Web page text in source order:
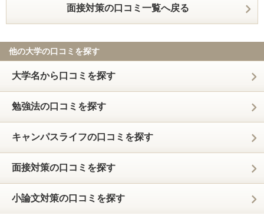
面接対策の口コミ一覧へ戻る
他の大学の口コミを探す
大学名から口コミを探す
勉強法の口コミを探す
キャンパスライフの口コミを探す
面接対策の口コミを探す
小論文対策の口コミを探す